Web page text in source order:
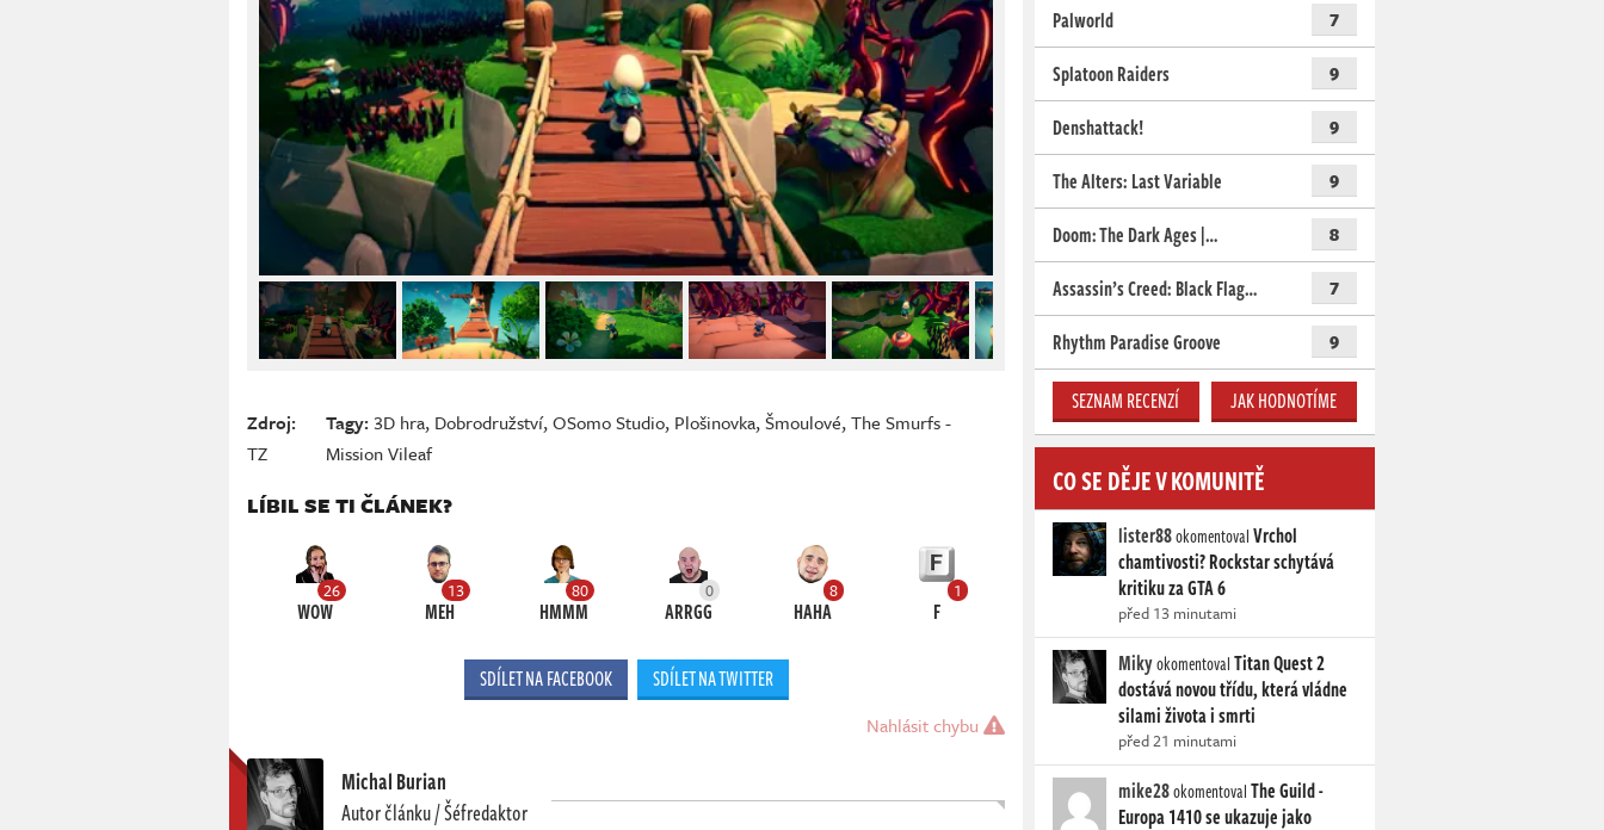
Zdroj:
TZ
Tagy: 3D hra, Dobrodružství,OSomo Studio, Plošinovka,Šmoulové,The Smurfs -
Mission Vileaf
LÍBIL SE TI ČLÁNEK?
26
WOW
13
MEH
80
HMMM
0
ARRGG
8
HAHA
1
F
SDÍLET NA FACEBOOK SDÍLET NA TWITTER
Nahlásit chybu
Michal Burian
Autor článku / Šéfredaktor
Palworld 7
Splatoon Raiders 9
Denshattack! 9
The Alters: Last Variable 9
Doom: The Dark Ages |… 8
Assassin’s Creed: Black Flag… 7
Rhythm Paradise Groove 9
SEZNAM RECENZÍ JAK HODNOTÍME
CO SE DĚJE V KOMUNITĚ
lister88okomentovalVrchol
chamtivosti? Rockstar schytává
kritiku za GTA 6
před 13 minutami
MikyokomentovalTitan Quest 2
dostává novou třídu, která vládne
silami života i smrti
před 21 minutami
mike28okomentovalThe Guild -
Europa 1410 se ukazuje jako